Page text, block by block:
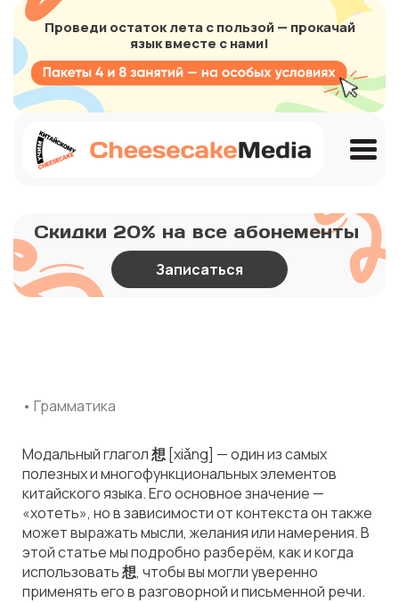
Проведи остаток лета с пользой — прокачай
язык вместе с нами!
Скидки 20% на все абонементы
Записаться
• Грамматика
Модальный глагол想 [xiǎng] — один из самых
полезных и многофункциональных элементов
китайского языка. Его основное значение —
«хотеть», но в зависимости от контекста он также
может выражать мысли, желания или намерения. В
этой статье мы подробно разберём, как и когда
использовать想, чтобы вы могли уверенно
применять его в разговорной и письменной речи.